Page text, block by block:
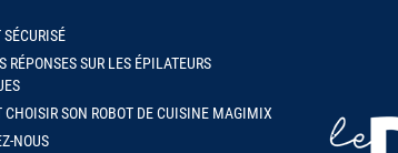
RÉPONSES SUR LES ÉPILATEURS
SON ROBOT DE CUISINE MAGIMIX
NOUS